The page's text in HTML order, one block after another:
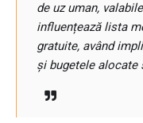
de uz uman,
influențează lista
gratuite, având
și bugetele alocate